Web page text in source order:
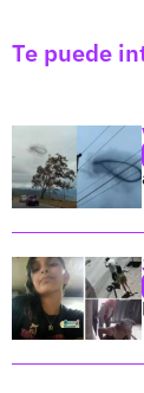
Te puede